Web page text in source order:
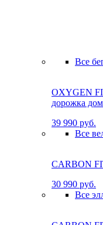
Все
OXYGEN
до­рож­ка
39 990 руб.
Все
CARBON
30 990 руб.
Все